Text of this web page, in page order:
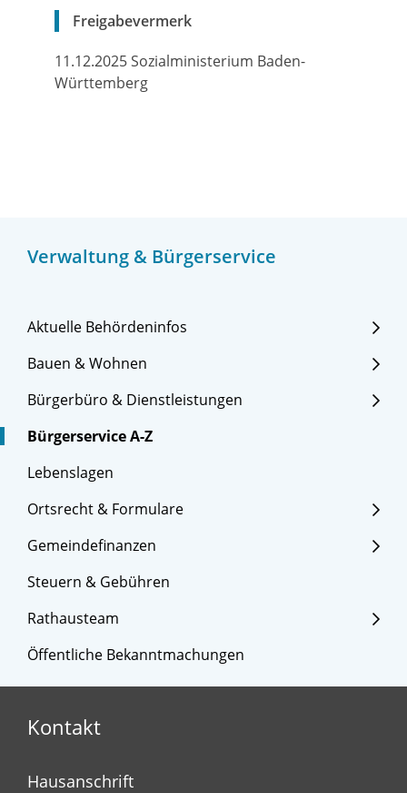
Verwaltung & Bürgerservice
Aktuelle Behördeninfos
Bauen & Wohnen
Bürgerbüro & Dienstleistungen
Bürgerservice A-Z
Lebenslagen
Ortsrecht & Formulare
Gemeindefinanzen
Steuern & Gebühren
Rathausteam
Öffentliche Bekanntmachungen
Freigabevermerk
11.12.2025 Sozialministerium Baden-
Württemberg
Kontakt
Hausanschrift